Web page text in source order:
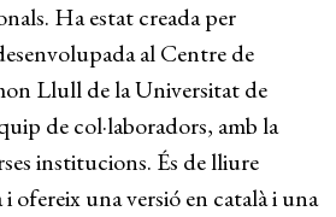
Ha estat creada per
al Centre de
Llull de la Universitat de
de col·laboradors, amb la
institucions. És de lliure
i ofereix una versió en català i una